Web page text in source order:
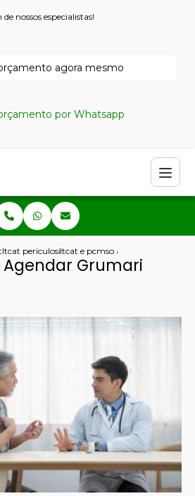
nossos especialistas!
agora mesmo
por Whatsapp
ltcat periculosidadeltcat e pcmso agendar grumari
Grumari